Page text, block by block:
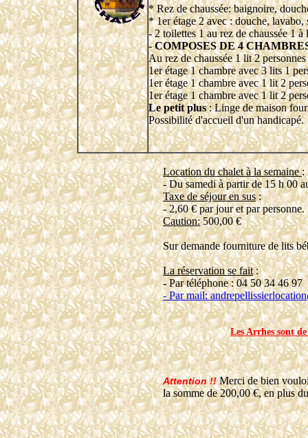
* Rez de chaussée: baignoire,
* 1er étage 2 avec : douche, lavabo,
- 2 toilettes 1 au rez de chaussée 1 à
-COMPOSES DE 4
Au rez de chaussée 1 lit 2
1er étage 1 chambre avec 3 lits 1
1er étage 1 chambre avec 1 lit 2
1er étage 1 chambre avec 1 lit 2
Le petit plus: Linge de maison
Possibilité d'accueil d'un handicapé.
Location du chalet à la semaine:
- Du samedi à partir de 15 h 00
Taxe de séjour en sus :
- 2,60 € par jour et par personne.
Caution:500,00 €
Sur demande fourniture de lits
La réservation se fait:
- Par téléphone : 04 50 34 46 97
- Par mail:
Les Arrhes sont
Attention !!Merci de bien
la somme de 200,00 €, en plus